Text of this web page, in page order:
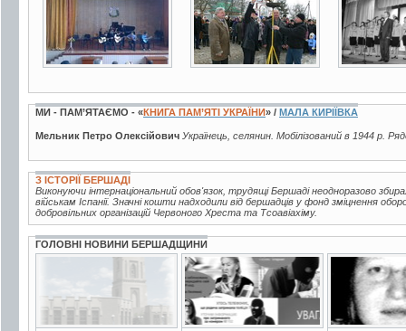
МИ - ПАМ’ЯТАЄМО - «КНИГА ПАМ’ЯТІ УКРАЇНИ» / МАЛА КИРІЇВКА
Мельник Петро Олексійович Українець, селянин. Мобілізований в 1944 р.
З ІСТОРІЇ БЕРШАДІ
Виконуючи інтернаціональний обов'язок, трудящі Бершаді неодноразово
військам Іспанії. Значні кошти надходили від бершадців у фонд зміцнення
добровільних організацій Червоного Хреста та Тсоавіахіму.
ГОЛОВНІ НОВИНИ БЕРШАДЩИНИ